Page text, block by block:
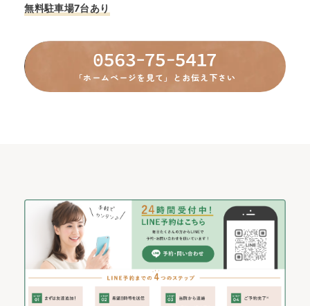
無料駐車場7台あり
「ホームページを見て」とお伝え下さい